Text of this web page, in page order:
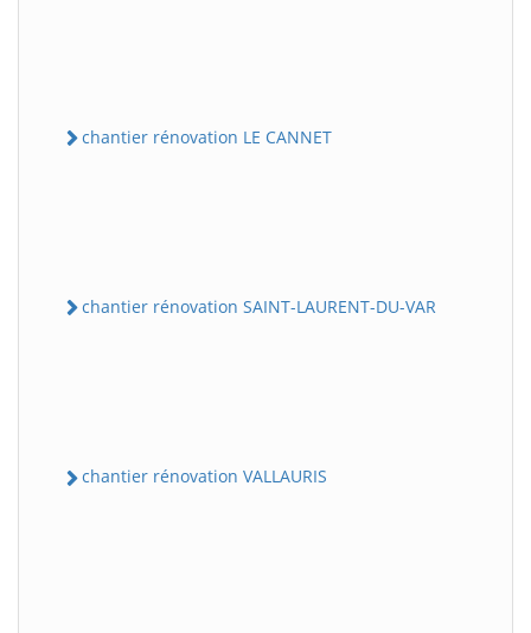
chantier rénovation LE CANNET
chantier rénovation SAINT-LAURENT-DU-VAR
chantier rénovation VALLAURIS